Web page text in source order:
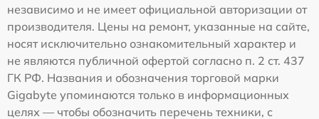
независимо и не имеет официальной авторизации от
производителя. Цены на ремонт, указанные на сайте,
носят исключительно ознакомительный характер и
не являются публичной офертой согласно п. 2 ст. 437
ГК РФ. Названия и обозначения торговой марки
Gigabyte упоминаются только в информационных
целях — чтобы обозначить перечень техники, с